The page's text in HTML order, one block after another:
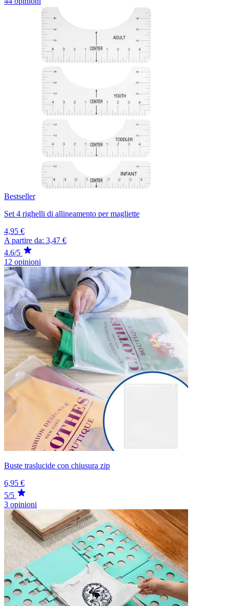
Bestseller
Set 4 righelli di allineamento per magliette
4,95 €
A partire da: 3,47 €
4.6/5
12 opinioni
Buste traslucide con chiusura zip
6,95 €
5/5
3 opinioni